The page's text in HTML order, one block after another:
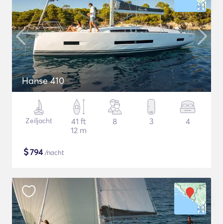
Hanse 410
Zeiljacht
41 ft
12 m
8 3 4
$794/nacht